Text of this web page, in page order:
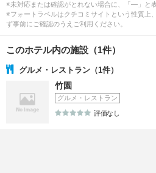
※未対応または確認がとれない場合に、「―」と
※フォートラベルはクチコミサイトという性質上
ず事前にご確認のうえご利用ください。
このホテル内の施設（1件）
グルメ・レストラン（1件）
竹園
グルメ・レストラン
評価なし